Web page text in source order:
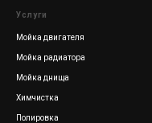
Услуги
Мойка двигателя
Мойка радиатора
Мойка днища
Химчистка
Полировка